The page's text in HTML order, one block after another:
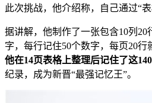
此次挑战，他介绍称，自己通过“
据讲解，他制作了一张包含10列20
字，每行记住50个数字，每页20行
他在14页表格上整理后记住了这
纪录，成为新晋“最强记忆王”。